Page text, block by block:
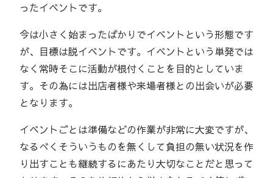
ったイベントです。
今は小さく始まったばかりでイベントという形態です
が、目標は脱イベントです。イベントという単発では
なく常時そこに活動が根付くことを目的としていま
す。その為には出店者様や来場者様との出会いが必要
となります。
イベントごとは準備などの作業が非常に大変ですが、
なるべくそういうものを無くして負担の無い状況を作
り出すことも継続するにあたり大切なことだと思って